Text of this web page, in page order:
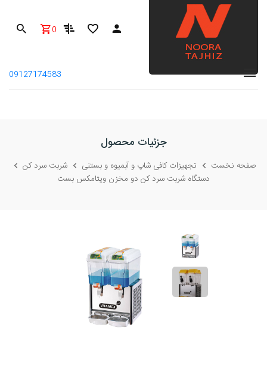
0
09127174583
جزئیات محصول
صفحه نخست تجهیزات کافی شاپ و آبمیوه و بستنی
شربت سرد کن
دستگاه شربت سرد کن دو مخزن ویتامکس بست